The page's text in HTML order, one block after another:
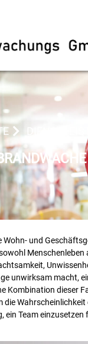
Wohn- und
Menschenleben
unwirksam macht,
Kombination dieser
die Wahrscheinlichkeit
ein Team einzusetzen